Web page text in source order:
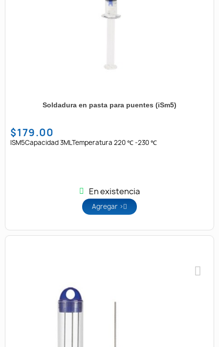
Agregar >
Soldadura en pasta para puentes (iSm5)
$179.00
ISM5Capacidad 3MLTemperatura 220 ℃ -230 ℃
En existencia